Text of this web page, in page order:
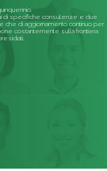
di specifiche consulenze e due
che di aggiornamento continuo per
costantemente sulla frontiera